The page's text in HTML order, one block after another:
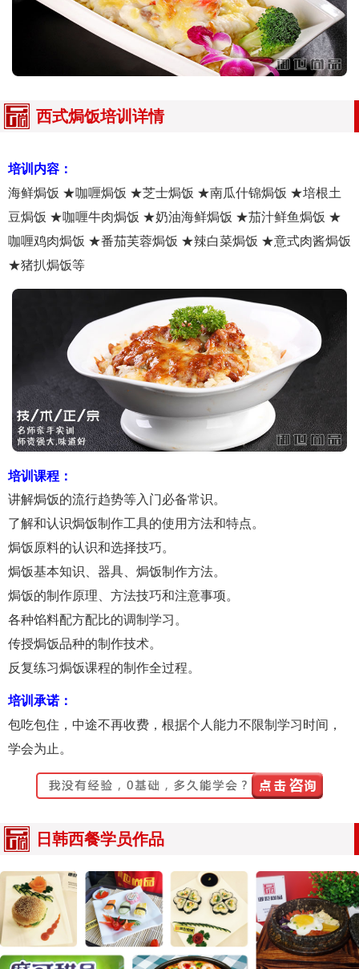
西式焗饭培训详情
培训内容：
海鲜焗饭 ★咖喱焗饭 ★芝士焗饭 ★南瓜什锦焗饭 ★培根土
豆焗饭 ★咖喱牛肉焗饭 ★奶油海鲜焗饭 ★茄汁鲜鱼焗饭 ★
咖喱鸡肉焗饭 ★番茄芙蓉焗饭 ★辣白菜焗饭 ★意式肉酱焗饭
★猪扒焗饭等
培训课程：
讲解焗饭的流行趋势等入门必备常识。
了解和认识焗饭制作工具的使用方法和特点。
焗饭原料的认识和选择技巧。
焗饭基本知识、器具、焗饭制作方法。
焗饭的制作原理、方法技巧和注意事项。
各种馅料配方配比的调制学习。
传授焗饭品种的制作技术。
反复练习焗饭课程的制作全过程。
培训承诺：
包吃包住，中途不再收费，根据个人能力不限制学习时间，
学会为止。
日韩西餐学员作品